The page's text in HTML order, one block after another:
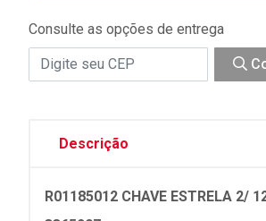
Consulte as opções de entrega
Descrição
R01185012 CHAVE ESTRELA 2/